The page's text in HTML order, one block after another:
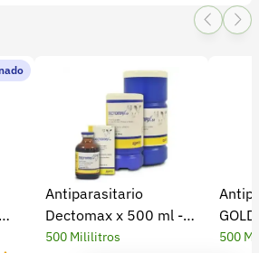
y purgantes
Star
Antiparasitario
Dectomax x 500 ml -
Tierragro
500 Mililitros 500